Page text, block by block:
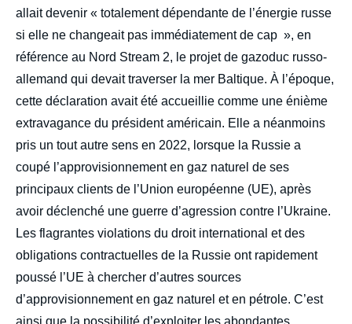
allait devenir « totalement dépendante de l’énergie russe
si elle ne changeait pas immédiatement de cap », en
référence au Nord Stream 2, le projet de gazoduc russo-
allemand qui devait traverser la mer Baltique. À l’époque,
cette déclaration avait été accueillie comme une énième
extravagance du président américain. Elle a néanmoins
pris un tout autre sens en 2022, lorsque la Russie a
coupé l’approvisionnement en gaz naturel de ses
principaux clients de l’Union européenne (UE), après
avoir déclenché une guerre d’agression contre l’Ukraine.
Les flagrantes violations du droit international et des
obligations contractuelles de la Russie ont rapidement
poussé l’UE à chercher d’autres sources
d’approvisionnement en gaz naturel et en pétrole. C’est
ainsi que la possibilité d’exploiter les abondantes